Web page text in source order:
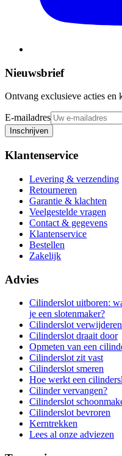
Nieuwsbrief
Ontvang exclusieve acties en
E-mailadres
Inschrijven
Klantenservice
Levering & verzending
Retourneren
Garantie & klachten
Veelgestelde vragen
Contact & gegevens
Klantenservice
Bestellen
Zakelijk
Advies
Cilinderslot uitboren:
je een slotenmaker?
Cilinderslot verwijderen
Cilinderslot draait door
Opmeten van een
Cilinderslot zit vast
Cilinderslot smeren
Hoe werkt een
Cilinder vervangen?
Cilinderslot
Cilinderslot bevroren
Kerntrekken
Lees al onze adviezen